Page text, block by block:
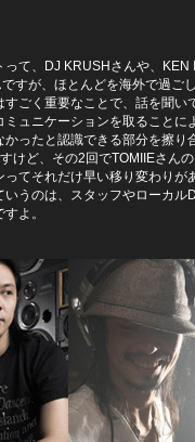
て、DJ KRUSHさんや、KEN
すが、ほとんどを海外で過ご
ごく重要なことで、話を聞い
ュニケーションを取ることに
ったと認識できる部分を擦り
けど、その2回でTOMIIEさん
てそれだけ早い移り変わりが
うのは、スタッフやローカル
よ。